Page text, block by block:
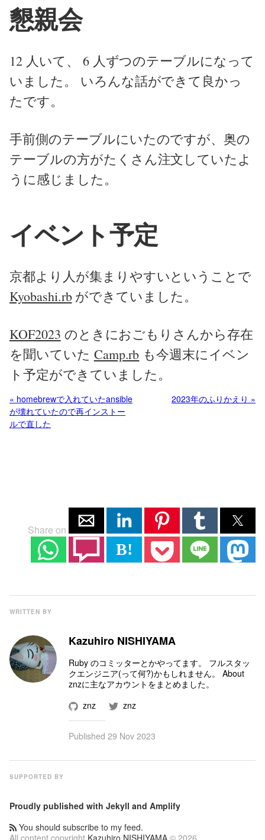
懇親会
12 人いて、 6 人ずつのテーブルになって
いました。 いろんな話ができて良かっ
たです。
手前側のテーブルにいたのですが、奥の
テーブルの方がたくさん注文していたよ
うに感じました。
イベント予定
京都より人が集まりやすいということで
Kyobashi.rbができていました。
KOF2023 のときにおごもりさんから存在
を聞いていた Camp.rb も今週末にイベン
ト予定ができていました。
« homebrewで入れていたansible
が壊れていたので再インストー
ルで直した
2023年のふりかえり »
Share on
B!
WRITTEN BY
Kazuhiro NISHIYAMA
Ruby のコミッターとかやってます。 フルスタッ
クエンジニア(って何?)かもしれません。 About
znzに主なアカウントをまとめました。
znz
znz
Published 29 Nov 2023
SUPPORTED BY
Proudly published with Jekyll and Amplify
You should subscribe to my feed.